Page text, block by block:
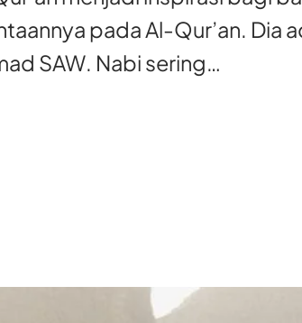
pada Al-Qur’an. Dia
SAW. Nabi sering…